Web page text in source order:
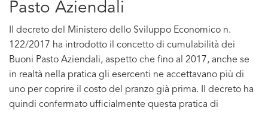
Pasto Aziendali
Il decreto del Ministero dello Sviluppo Economico n.
122/2017 ha introdotto il concetto di cumulabilità dei
Buoni Pasto Aziendali, aspetto che fino al 2017, anche se
in realtà nella pratica gli esercenti ne accettavano più di
uno per coprire il costo del pranzo già prima. Il decreto ha
quindi confermato ufficialmente questa pratica di